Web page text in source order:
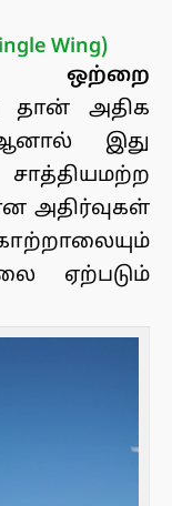
Wing)
ஒற்றை
தான் அதிக
ஆனால் இது
அதிர்வுகள்
ஏற்படும்